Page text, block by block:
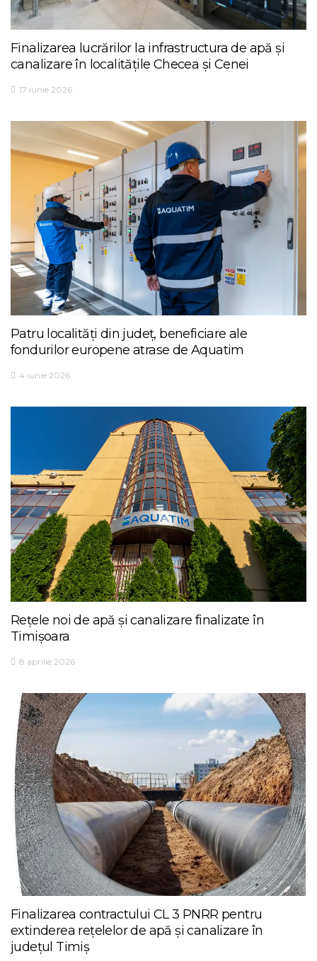
Finalizarea lucrărilor la infrastructura de apă și
canalizare în localitățile Checea și Cenei
17 iunie 2026
Patru localități din județ, beneficiare ale
fondurilor europene atrase de Aquatim
4 iunie 2026
Rețele noi de apă și canalizare finalizate în
Timișoara
8 aprilie 2026
Finalizarea contractului CL 3 PNRR pentru
extinderea rețelelor de apă și canalizare în
județul Timiș